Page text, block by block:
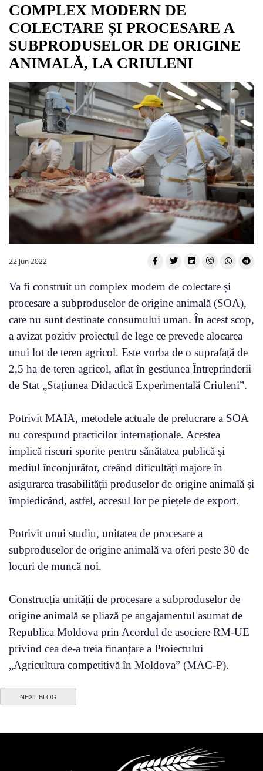
COMPLEX MODERN DE
COLECTARE ȘI PROCESARE A
SUBPRODUSELOR DE ORIGINE
ANIMALĂ, LA CRIULENI
22 jun 2022
Va fi construit un complex modern de colectare și
procesare a subproduselor de origine animală (SOA),
care nu sunt destinate consumului uman. În acest scop,
a avizat pozitiv proiectul de lege ce prevede alocarea
unui lot de teren agricol. Este vorba de o suprafață de
2,5 ha de teren agricol, aflat în gestiunea Întreprinderii
de Stat „Stațiunea Didactică Experimentală Criuleni”.
Potrivit MAIA, metodele actuale de prelucrare a SOA
nu corespund practicilor internaționale. Acestea
implică riscuri sporite pentru sănătatea publică și
mediul înconjurător, creând dificultăți majore în
asigurarea trasabilității produselor de origine animală și
împiedicând, astfel, accesul lor pe piețele de export.
Potrivit unui studiu, unitatea de procesare a
subproduselor de origine animală va oferi peste 30 de
locuri de muncă noi.
Construcția unității de procesare a subproduselor de
origine animală se pliază pe angajamentul asumat de
Republica Moldova prin Acordul de asociere RM-UE
privind cea de-a treia finanțare a Proiectului
„Agricultura competitivă în Moldova” (MAC-P).
NEXT BLOG